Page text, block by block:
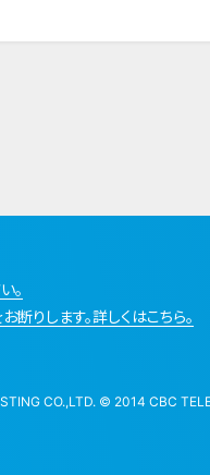
。
りします。詳しくはこちら。
CO.,LTD. © 2014 CBC